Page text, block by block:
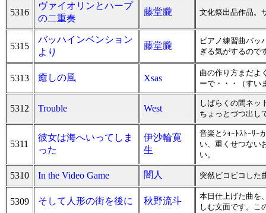
5316
ヴァイオリンとハープ
の二重奏
藤堂朧 文化祭出品作品。
5315
バッハインベンション
より
藤堂朧
ピアノ練習曲バッ
ぎる気がするので
5313 癒しの風 Xsas
曲の作り方まだよ
ーで・・・（すい
5312 Trouble West
しばらくの間ネッ
ちょっとづつ出し
5311
彼女は海へいってしま
った
伊沙輪寛
生
音楽とｼｮｰﾄｽﾄｰﾘｰ
い、重くせつない
い。
5310 In the Video Game 闇人 突然ピコピコした
5309 そして人形の街を後に 秋野流斗
本日仕上げた曲を
しむ文面です。こ